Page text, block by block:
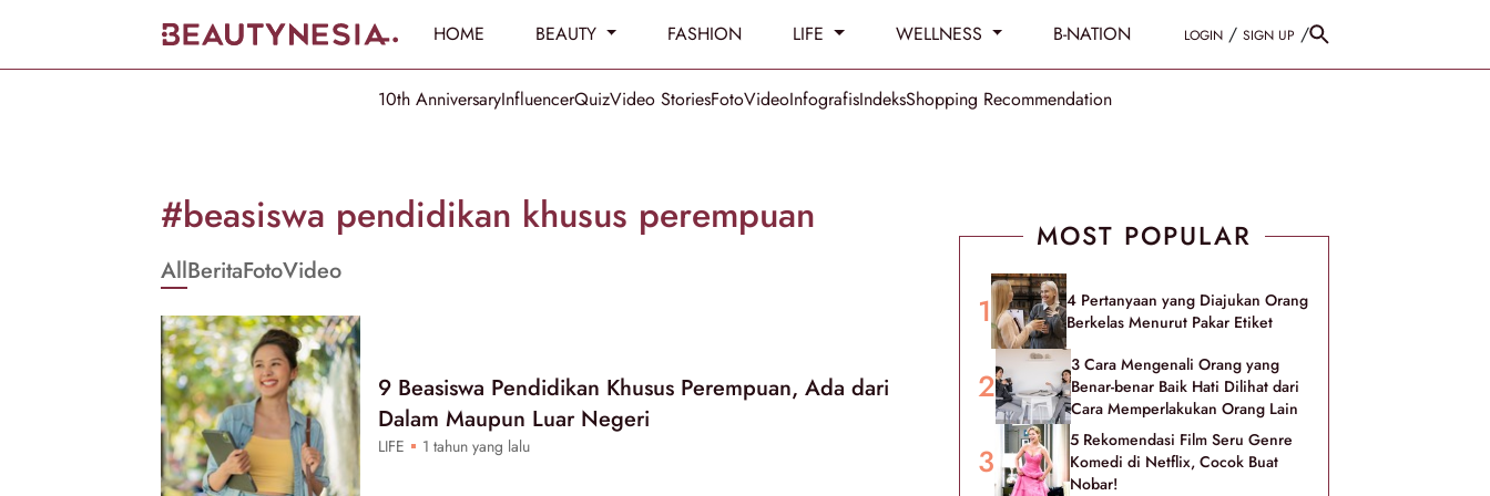
HOME BEAUTY FASHION LIFE WELLNESS B-NATION LOGIN / SIGN UP /
10th AnniversaryInfluencerQuizVideo StoriesFotoVideoInfografisIndeksShopping Recommendation
[GET_DATA_TITLE]
Beautynesia
#beasiswa pendidikan khusus perempuan
AllBeritaFotoVideo
9 Beasiswa Pendidikan Khusus Perempuan, Ada dari
Dalam Maupun Luar Negeri
LIFE 1 tahun yang lalu
MOST POPULAR
4 Pertanyaan yang Diajukan Orang
Berkelas Menurut Pakar Etiket
3 Cara Mengenali Orang yang
Benar-benar Baik Hati Dilihat dari
Cara Memperlakukan Orang Lain
5 Rekomendasi Film Seru Genre
Komedi di Netflix, Cocok Buat
Nobar!